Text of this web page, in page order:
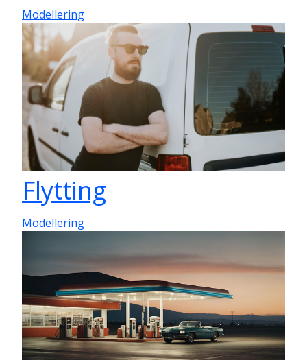
Modellering
Flytting
Modellering